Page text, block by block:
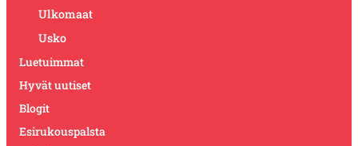
Ulkomaat
Usko
Luetuimmat
Hyvät uutiset
Blogit
Esirukouspalsta